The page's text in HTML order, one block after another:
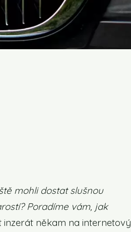
mohli dostat slušnou
Poradíme vám, jak
inzerát někam na internetový